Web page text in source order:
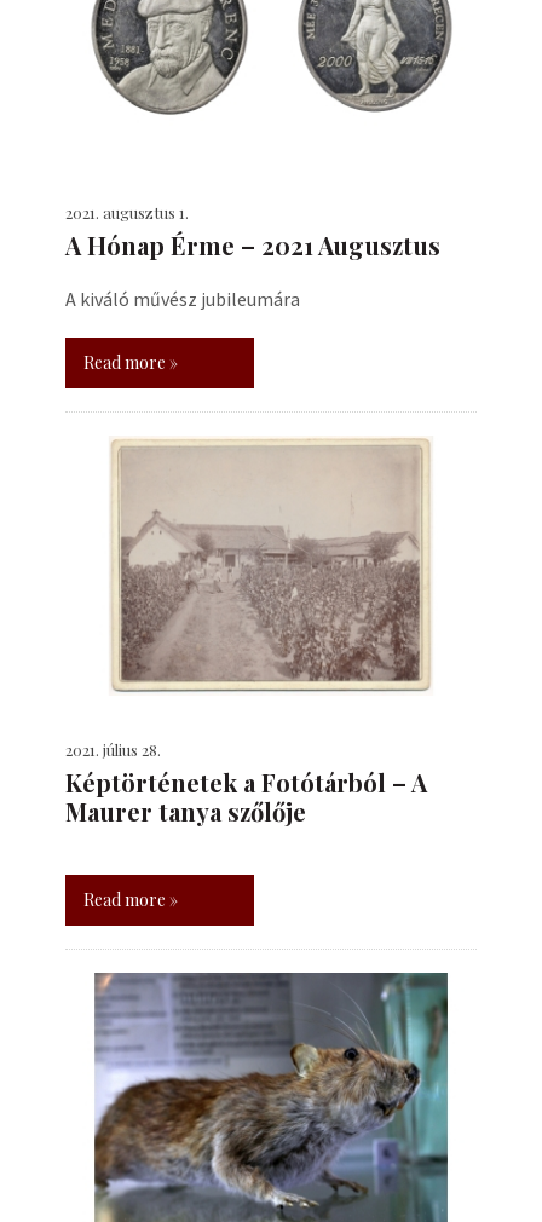
2021. augusztus 1.
A Hónap Érme – 2021 Augusztus
A kiváló művész jubileumára
Read more »
2021. július 28.
Képtörténetek a Fotótárból – A
Maurer tanya szőlője
Read more »